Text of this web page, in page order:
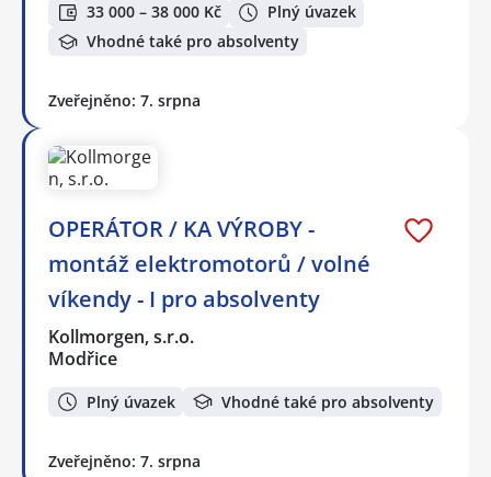
33 000 – 38 000 Kč
Plný úvazek
Vhodné také pro absolventy
Zveřejněno: 7. srpna
OPERÁTOR / KA VÝROBY -
montáž elektromotorů / volné
víkendy - I pro absolventy
Kollmorgen, s.r.o.
Modřice
Plný úvazek Vhodné také pro absolventy
Zveřejněno: 7. srpna